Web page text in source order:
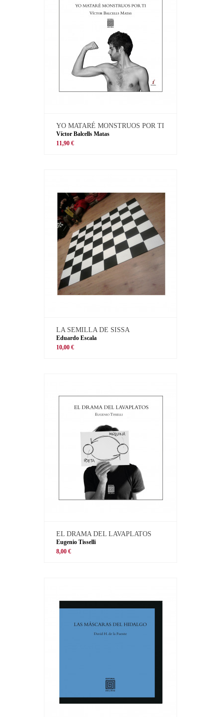
YO MATARÉ MONSTRUOS POR TI
Víctor Balcells Matas
11,90 €
LA SEMILLA DE SISSA
Eduardo Escala
10,00 €
EL DRAMA DEL LAVAPLATOS
Eugenio Tisselli
8,00 €